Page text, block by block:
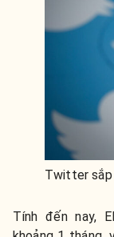
Twitter sắp
Tính đến nay,